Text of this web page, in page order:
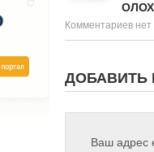
Комментариев нет
ДОБАВИТЬ
Ваш адрес